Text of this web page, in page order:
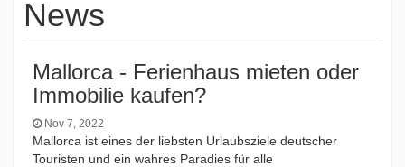
News
Mallorca - Ferienhaus mieten oder
Immobilie kaufen?
Nov 7, 2022
Mallorca ist eines der liebsten Urlaubsziele deutscher
Touristen und ein wahres Paradies für alle